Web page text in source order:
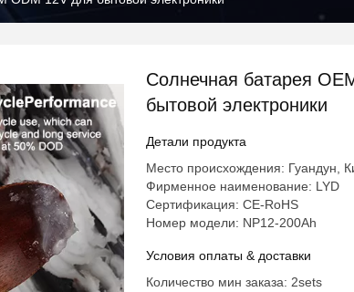
Солнечная батарея
бытовой электроники
Детали продукта
Место происхождения: Гуандун,
Фирменное наименование: LYD
Сертификация: CE-RoHS
Номер модели: NP12-200Ah
Условия оплаты & доставки
Количество мин заказа: 2sets